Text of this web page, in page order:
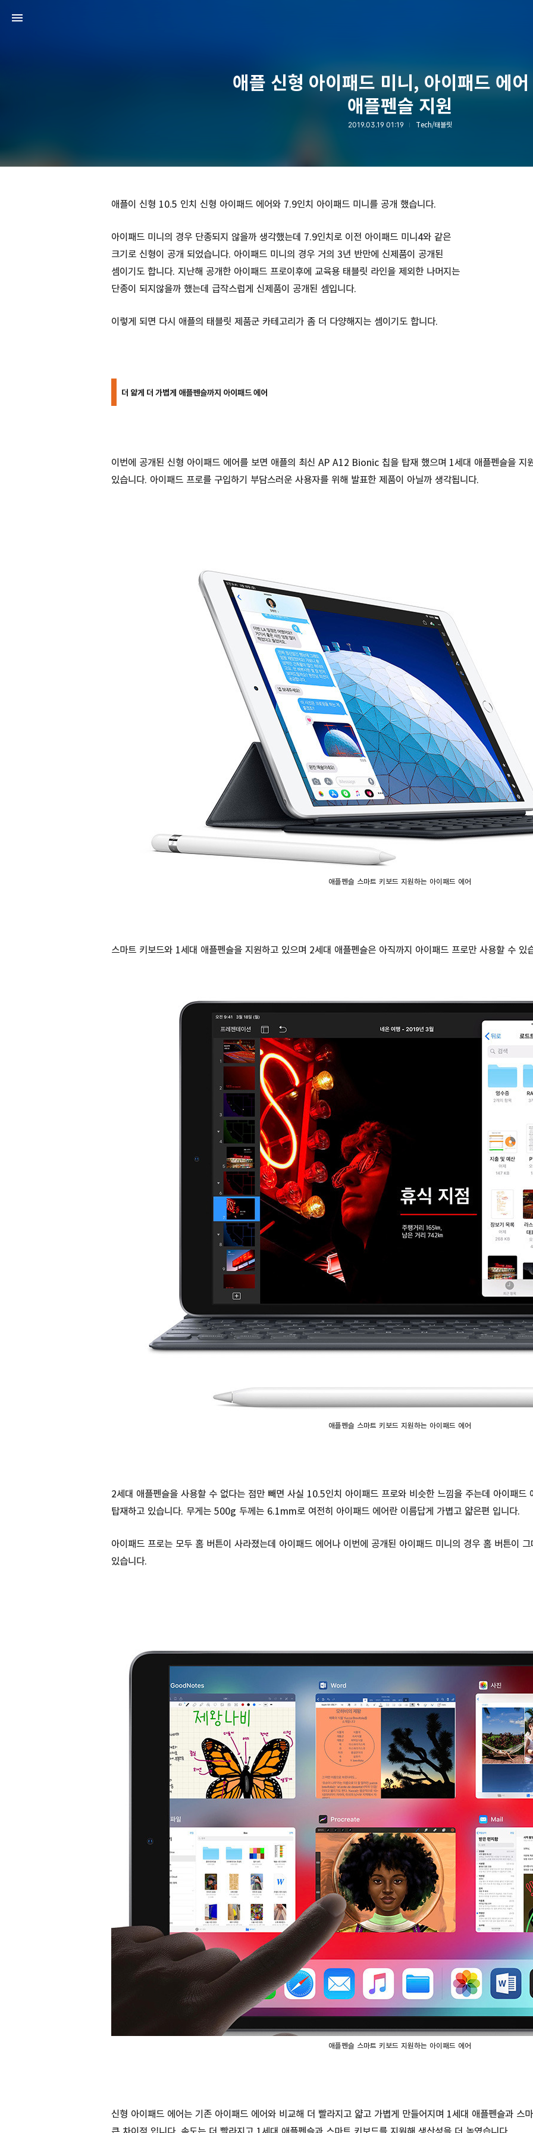
애플 신형 아이패드 미니, 아이패드 에
애플펜슬 지원
2019.03.19 01:19 Tech/태블릿
애플이 신형 10.5 인치 신형 아이패드 에어와 7.9인치 아이패드 미니를 공개 했습니다.
아이패드 미니의 경우 단종되지 않을까 생각했는데 7.9인치로 이전 아이패드 미니4와 같은
크기로 신형이 공개 되었습니다. 아이패드 미니의 경우 거의 3년 반만에 신제품이 공개된
셈이기도 합니다. 지난해 공개한 아이패드 프로이후에 교육용 태블릿 라인을 제외한 나머지는
단종이 되지않을까 했는데 급작스럽게 신제품이 공개된 셈입니다.
이렇게 되면 다시 애플의 태블릿 제품군 카테고리가 좀 더 다양해지는 셈이기도 합니다.
더 얇게 더 가볍게 애플펜슬까지 아이패드 에어
이번에 공개된 신형 아이패드 에어를 보면 애플의 최신 AP A12 Bionic 칩을 탑재 했으며 1세대 애플펜슬을 지
있습니다. 아이패드 프로를 구입하기 부담스러운 사용자를 위해 발표한 제품이 아닐까 생각됩니다.
애플펜슬 스마트 키보드 지원하는 아이패드 에어
스마트 키보드와 1세대 애플펜슬을 지원하고 있으며 2세대 애플펜슬은 아직까지 아이패드 프로만 사용할 수 있
애플펜슬 스마트 키보드 지원하는 아이패드 에어
2세대 애플펜슬을 사용할 수 없다는 점만 빼면 사실 10.5인치 아이패드 프로와 비슷한 느낌을 주는데 아이패드
탑재하고 있습니다. 무게는 500g 두께는 6.1mm로 여전히 아이패드 에어란 이름답게 가볍고 얇은편 입니다.
아이패드 프로는 모두 홈 버튼이 사라졌는데 아이패드 에어나 이번에 공개된 아이패드 미니의 경우 홈 버튼이
있습니다.
애플펜슬 스마트 키보드 지원하는 아이패드 에어
신형 아이패드 에어는 기존 아이패드 에어와 비교해 더 빨라지고 얇고 가볍게 만들어지며 1세대 애플펜슬과 스